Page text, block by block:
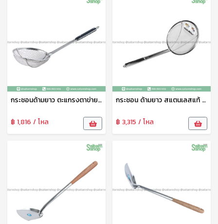
กระชอนด้ามยาว ตะแกรงตาข่าย กระชอนสแตนเลส ตะแกรงกรอง S18 ปลาคู่
฿ 1,816 / โหล
กระชอน ด้ามยาว สแตนเลสแท้ ตราปลาคู่ กระชอนกรอง ที่ร่อนแป้ง กระชอนร่อนแป้ง ตะแกรงร่อนแป้ง SL 930/1
฿ 3,315 / โหล